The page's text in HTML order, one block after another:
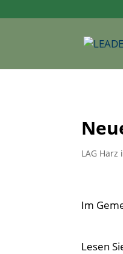
LAG
Im
Lesen